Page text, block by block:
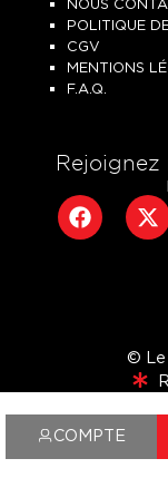
COMPTE
NOUS
POLITIQUE
CGV
MENTIONS
F.A.Q.
© Le